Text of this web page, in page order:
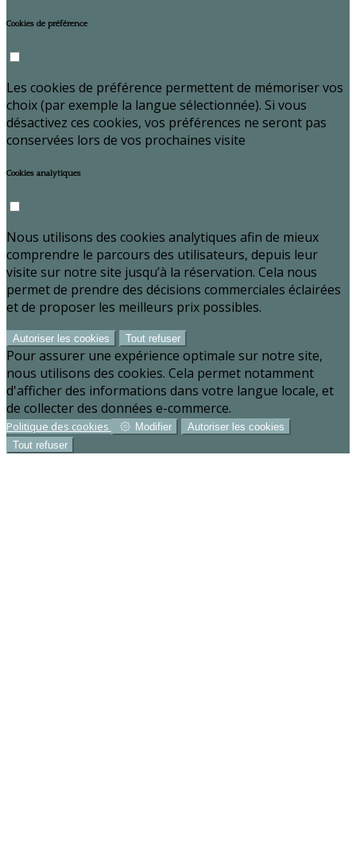
Cookies de préférence
Les cookies de préférence permettent de mémoriser vos
choix (par exemple la langue sélectionnée). Si vous
désactivez ces cookies, vos préférences ne seront pas
conservées lors de vos prochaines visite
Cookies analytiques
Nous utilisons des cookies analytiques afin de mieux
comprendre le parcours des utilisateurs, depuis leur
visite sur notre site jusqu’à la réservation. Cela nous
permet de prendre des décisions commerciales éclairées
et de proposer les meilleurs prix possibles.
Autoriser les cookies Tout refuser
Pour assurer une expérience optimale sur notre site,
nous utilisons des cookies. Cela permet notamment
d'afficher des informations dans votre langue locale, et
de collecter des données e-commerce.
Politique des cookies Modifier
Autoriser les cookies
Tout refuser